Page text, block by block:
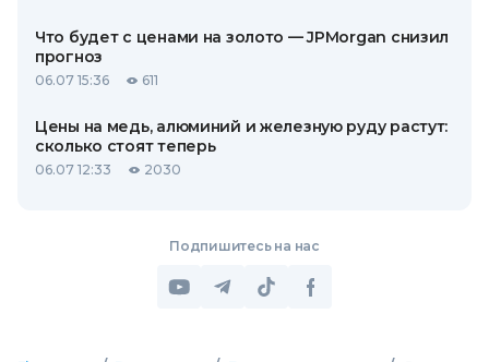
Что будет с ценами на золото — JPMorgan снизил
прогноз
06.07 15:36 611
Цены на медь, алюминий и железную руду растут:
сколько стоят теперь
06.07 12:33 2030
Подпишитесь на нас